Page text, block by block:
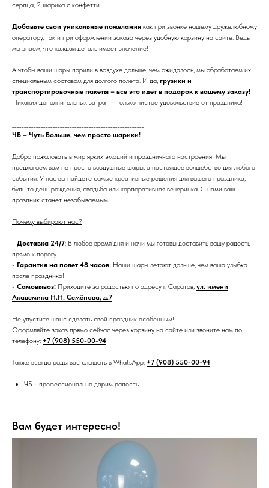
сердца, 2 шарика с конфетти
Добавьте свои уникальные пожелания как при звонке нашему дружелюбному
оператору, так и при оформлении заказа через удобную корзину на сайте. Ведь
мы знаем, что каждая деталь имеет значение!
А чтобы ваши шары парили в воздухе дольше, чем ожидалось, мы обработаем их
специальным составом для долгого полета. И да, грузики и
транспортировочные пакеты – все это идет в подарок к вашему заказу!
Никаких дополнительных затрат – только чистое удовольствие от праздника!
ЧБ – Чуть Больше, чем просто шарики!
Добро пожаловать в мир ярких эмоций и праздничного настроения! Мы
предлагаем вам не просто воздушные шары, а настоящее волшебство для любого
события. У нас вы найдете самые креативные решения для вашего праздника,
будь то день рождения, свадьба или корпоративная вечеринка. С нами ваш
праздник станет незабываемым!
Почему выбирают нас?
- Доставка 24/7: В любое время дня и ночи мы готовы доставить вашу радость
прямо к порогу.
- Гарантия на полет 48 часов: Наши шары летают дольше, чем ваша улыбка
после праздника!
- Самовывоз: Приходите за радостью по адресу г. Саратов, ул. имени
Академика Н.Н. Семёнова, д.7
Не упустите шанс сделать свой праздник особенным!
Оформляйте заказ прямо сейчас через корзину на сайте или звоните нам по
телефону: +7 (908) 550-00-94
Также всегда рады вас слышать в WhatsApp: +7 (908) 550-00-94
ЧБ - профессионально дарим радость
Вам будет интересно!